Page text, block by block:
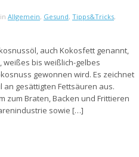
in Allgemein, Gesund, Tipps&Tricks,
auch Kokosfett genannt,
bis weißlich-gelbes
gewonnen wird. Es zeichnet
gesättigten Fettsäuren aus.
zum Braten, Backen und Frittieren
sowie […]